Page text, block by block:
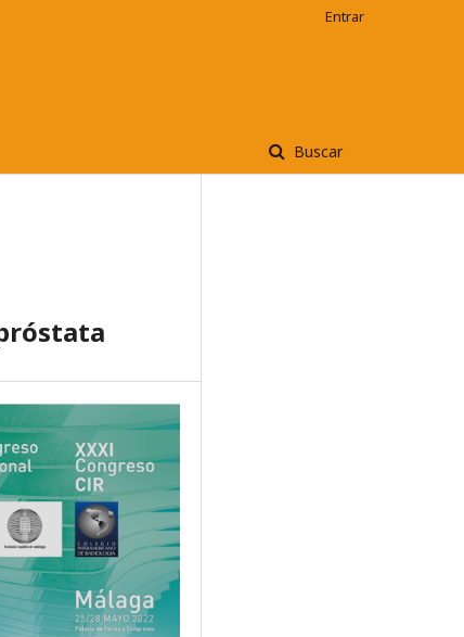
Buscar
Entrar